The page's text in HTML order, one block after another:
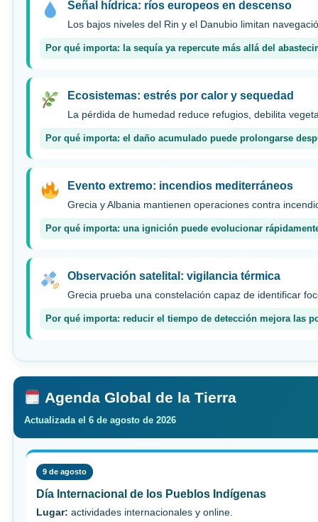
Señal hídrica: ríos europeos en descenso
Los bajos niveles del Rin y el Danubio limitan
Por qué importa: la sequía ya repercute más allá del
Ecosistemas: estrés por calor y sequedad
La pérdida de humedad reduce refugios, debilita
Por qué importa: el daño acumulado puede prolongarse
Evento extremo: incendios mediterráneos
Grecia y Albania mantienen operaciones contra
Por qué importa: una ignición puede evolucionar
Observación satelital: vigilancia térmica
Grecia prueba una constelación capaz de identificar
Por qué importa: reducir el tiempo de detección mejora las
Agenda Global de la Tierra
Actualizada el 6 de agosto de 2026
9 de agosto
Día Internacional de los Pueblos Indígenas
Lugar: actividades internacionales y online.